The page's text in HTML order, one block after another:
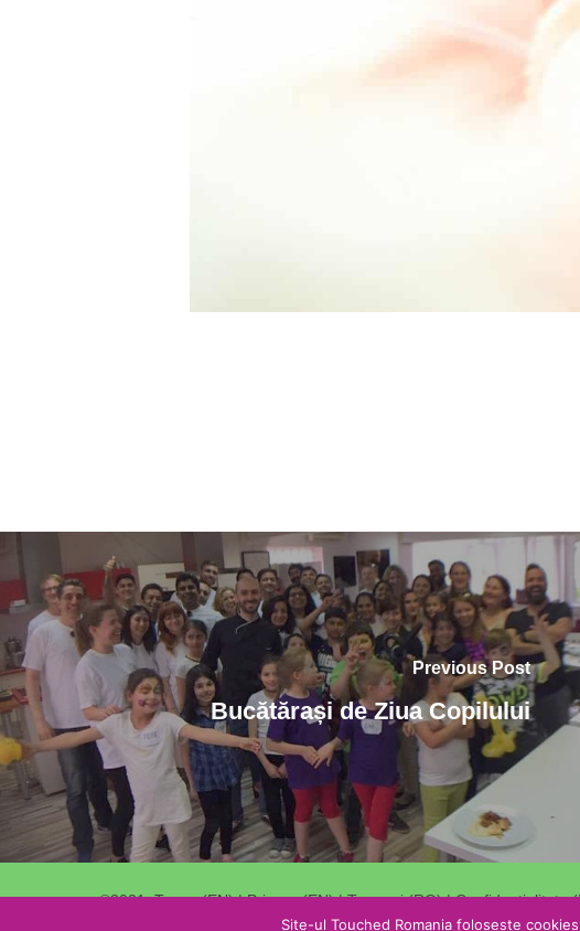
Previous Post
Bucătărași de Ziua Copilului
©2021.Terms (EN)|Privacy (EN)|Termeni (RO)|Confidentialitate
Redirectioneaza 3,5% din impozitul catre Stat catre noi.
Site-ul Touched Romania foloseste